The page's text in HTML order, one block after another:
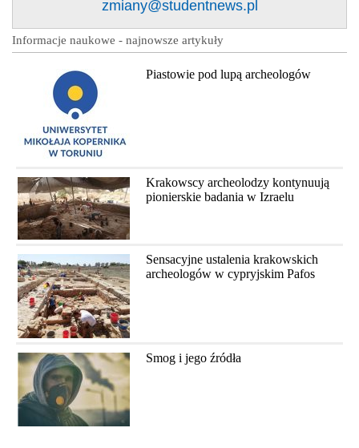
zmiany@studentnews.pl
Informacje naukowe - najnowsze artykuły
Piastowie pod lupą archeologów
Krakowscy archeolodzy kontynuują
pionierskie badania w Izraelu
Sensacyjne ustalenia krakowskich
archeologów w cypryjskim Pafos
Smog i jego źródła